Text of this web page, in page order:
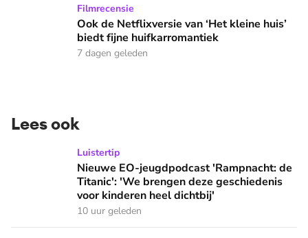
Ook de Netflixversie van ‘Het kleine huis’ biedt fijne
Filmrecensie
Ook de Netflixversie van ‘Het kleine huis’
biedt fijne huifkarromantiek
7 dagen geleden
Lees ook
Nieuwe EO-jeugdpodcast 'Rampnacht: de Titanic': 'We
Luistertip
Nieuwe EO-jeugdpodcast 'Rampnacht: de
Titanic': 'We brengen deze geschiedenis
voor kinderen heel dichtbij'
10 uur geleden